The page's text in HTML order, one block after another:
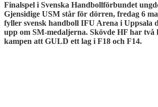
Finalspel i Svenska Handbollförbundet
Gjensidige USM står för dörren, fredag 6
fyller svensk handboll IFU Arena i Uppsala
upp om SM-medaljerna. Skövde HF har två
kampen att GULD ett lag i F18 och F14.